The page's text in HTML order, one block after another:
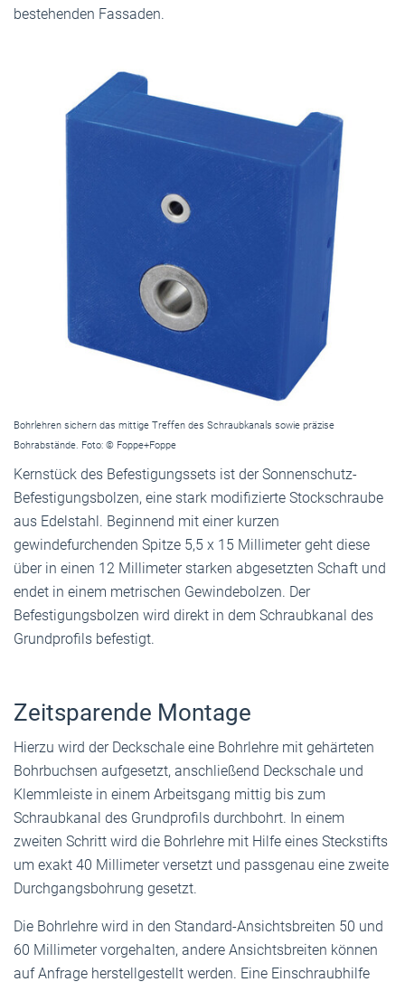
bestehenden Fassaden.
Bohrlehren sichern das mittige Treffen des Schraubkanals sowie präzise
Bohrabstände. Foto: © Foppe+Foppe
Kernstück des Befestigungssets ist der Sonnenschutz-
Befestigungsbolzen, eine stark modifizierte Stockschraube
aus Edelstahl. Beginnend mit einer kurzen
gewindefurchenden Spitze 5,5 x 15 Millimeter geht diese
über in einen 12 Millimeter starken abgesetzten Schaft und
endet in einem metrischen Gewindebolzen. Der
Befestigungsbolzen wird direkt in dem Schraubkanal des
Grundprofils befestigt.
Zeitsparende Montage
Hierzu wird der Deckschale eine Bohrlehre mit gehärteten
Bohrbuchsen aufgesetzt, anschließend Deckschale und
Klemmleiste in einem Arbeitsgang mittig bis zum
Schraubkanal des Grundprofils durchbohrt. In einem
zweiten Schritt wird die Bohrlehre mit Hilfe eines Steckstifts
um exakt 40 Millimeter versetzt und passgenau eine zweite
Durchgangsbohrung gesetzt.
Die Bohrlehre wird in den Standard-Ansichtsbreiten 50 und
60 Millimeter vorgehalten, andere Ansichtsbreiten können
auf Anfrage herstellgestellt werden. Eine Einschraubhilfe